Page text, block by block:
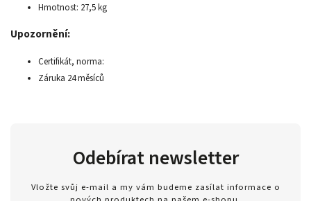
Hmotnost: 27,5 kg
Upozornění:
Certifikát, norma:
Záruka 24 měsíců
Odebírat newsletter
Vložte svůj e-mail a my vám budeme zasílat informace o